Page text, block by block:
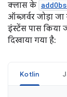
क्लास के
ऑब्ज़र्वर जोड़ा
इंस्टेंस पास किया
दिखाया गया है:
Kotlin